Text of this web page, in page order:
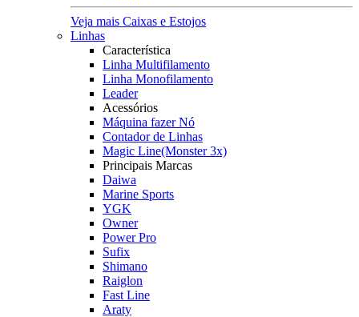
Veja mais Caixas e Estojos
Linhas
Característica
Linha Multifilamento
Linha Monofilamento
Leader
Acessórios
Máquina fazer Nó
Contador de Linhas
Magic Line(Monster 3x)
Principais Marcas
Daiwa
Marine Sports
YGK
Owner
Power Pro
Sufix
Shimano
Raiglon
Fast Line
Araty